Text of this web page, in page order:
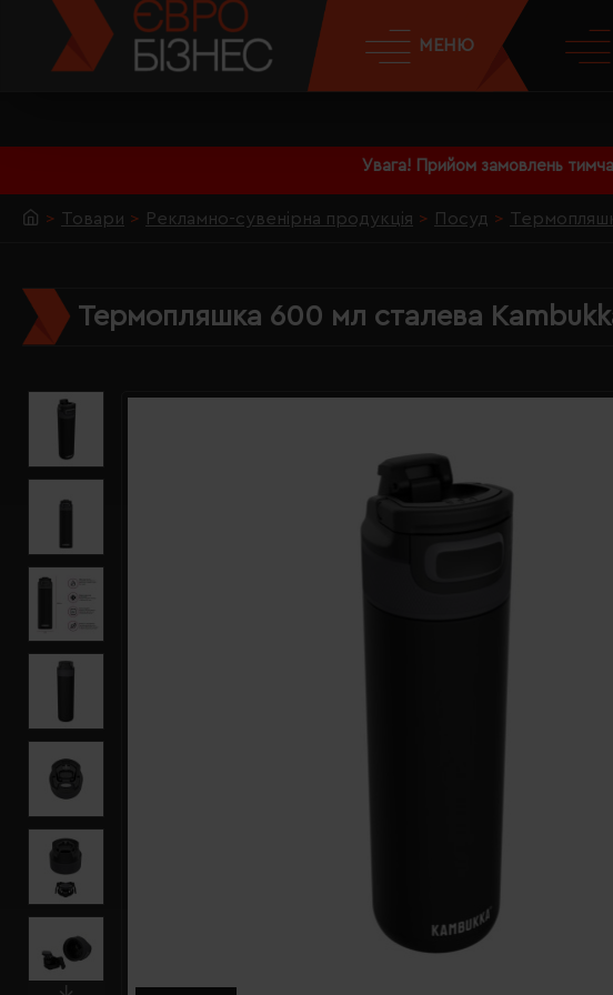
Увага! Прийом замовлень
МЕНЮ
Товари Рекламно-сувенірна продукція Посуд
Термопляшка 600 мл сталева